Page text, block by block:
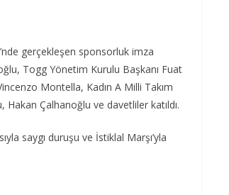
gerçekleşen sponsorluk imza
Togg Yönetim Kurulu Başkanı Fuat
Montella, Kadın A Milli Takım
Çalhanoğlu ve davetliler katıldı.
saygı duruşu ve İstiklal Marşı’yla